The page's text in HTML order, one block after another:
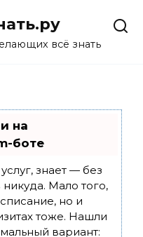
всё знать
на
боте
знает — без
Мало того,
но и
тоже. Нашли
вариант: